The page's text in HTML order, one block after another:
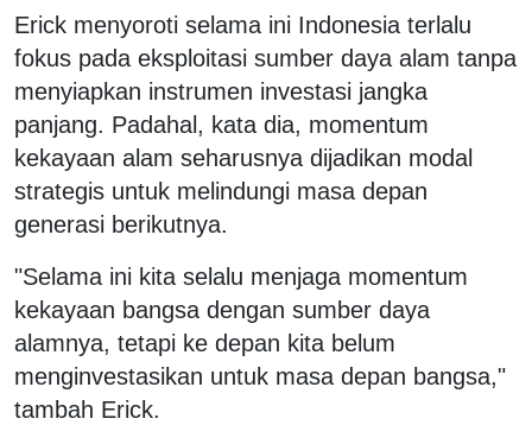
Erick menyoroti selama ini Indonesia terlalu
fokus pada eksploitasi sumber daya alam tanpa
menyiapkan instrumen investasi jangka
panjang. Padahal, kata dia, momentum
kekayaan alam seharusnya dijadikan modal
strategis untuk melindungi masa depan
generasi berikutnya.
"Selama ini kita selalu menjaga momentum
kekayaan bangsa dengan sumber daya
alamnya, tetapi ke depan kita belum
menginvestasikan untuk masa depan bangsa,"
tambah Erick.